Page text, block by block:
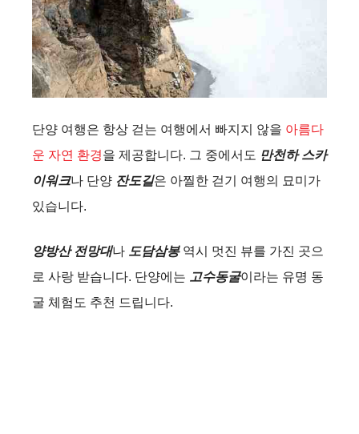
단양 여행은 항상 걷는 여행에서 빠지지 않을 아름다
운 자연 환경을 제공합니다. 그 중에서도 만천하 스카
이워크나 단양 잔도길은 아찔한 걷기 여행의 묘미가
있습니다.
양방산 전망대나 도담삼봉역시 멋진 뷰를 가진 곳으
로 사랑 받습니다. 단양에는 고수동굴이라는 유명 동
굴 체험도 추천 드립니다.